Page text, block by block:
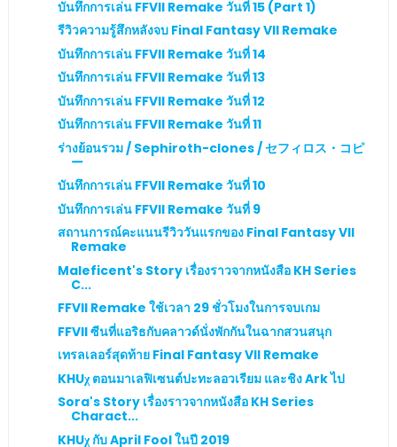
บันทึกการเล่น FFVII Remake วันที่ 15 (Part 1)
รีวิวความรู้สึกหลังจบ Final Fantasy VII Remake
บันทึกการเล่น FFVII Remake วันที่ 14
บันทึกการเล่น FFVII Remake วันที่ 13
บันทึกการเล่น FFVII Remake วันที่ 12
บันทึกการเล่น FFVII Remake วันที่ 11
ร่างย้อนรวม / Sephiroth-clones / セフィロス・コピ
ー
บันทึกการเล่น FFVII Remake วันที่ 10
บันทึกการเล่น FFVII Remake วันที่ 9
สถานการณ์คะแนนรีวิววันแรกของ Final Fantasy VII
Remake
Maleficent's Story เรื่องราวจากหนังสือ KH Series
C...
FFVII Remake ใช้เวลา 29 ชั่วโมงในการจบเกม
FFVII ซีนที่แอริธกับคลาวด์นั่งพักกันในฉากสวนสนุก
เทรลเลอร์สุดท้าย Final Fantasy VII Remake
KHUχ ตอนมาเลฟิเซนต์ปะทะลอวเรียม และชิง Ark ไป
Sora's Story เรื่องราวจากหนังสือ KH Series
Charact...
KHUχ กับ April Fool ในปี 2019